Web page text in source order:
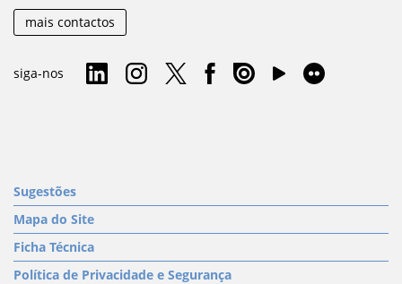
mais contactos
siga-nos
Sugestões
Mapa do Site
Ficha Técnica
Política de Privacidade e Segurança